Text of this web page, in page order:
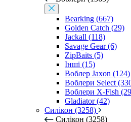
Bearking (667)
Golden Catch (29)
Jackall (118)
Savage Gear (6)
ZipBaits (5)
Інші (15)
Воблер Jaxon (124)
Воблери Select
Воблери X-Fish
Gladiator (42)
Силікон (3258)
Силікон (3258)